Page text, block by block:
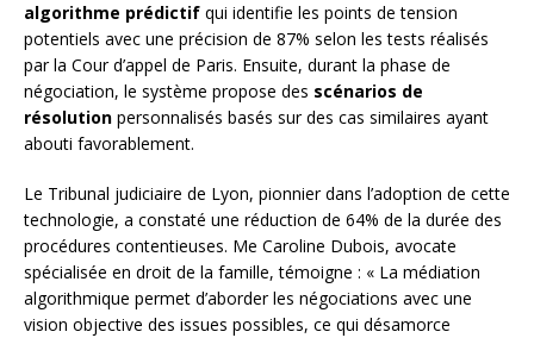
algorithme prédictif qui identifie les points de tension
potentiels avec une précision de 87% selon les tests réalisés
par la Cour d’appel de Paris. Ensuite, durant la phase de
négociation, le système propose des scénarios de
résolution personnalisés basés sur des cas similaires ayant
abouti favorablement.
Le Tribunal judiciaire de Lyon, pionnier dans l’adoption de cette
technologie, a constaté une réduction de 64% de la durée des
procédures contentieuses. Me Caroline Dubois, avocate
spécialisée en droit de la famille, témoigne : « La médiation
algorithmique permet d’aborder les négociations avec une
vision objective des issues possibles, ce qui désamorce